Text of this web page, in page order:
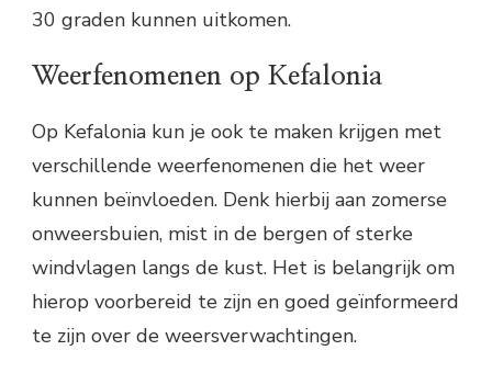
30 graden kunnen uitkomen.
Weerfenomenen op Kefalonia
Op Kefalonia kun je ook te maken krijgen met
verschillende weerfenomenen die het weer
kunnen beïnvloeden. Denk hierbij aan zomerse
onweersbuien, mist in de bergen of sterke
windvlagen langs de kust. Het is belangrijk om
hierop voorbereid te zijn en goed geïnformeerd
te zijn over de weersverwachtingen.